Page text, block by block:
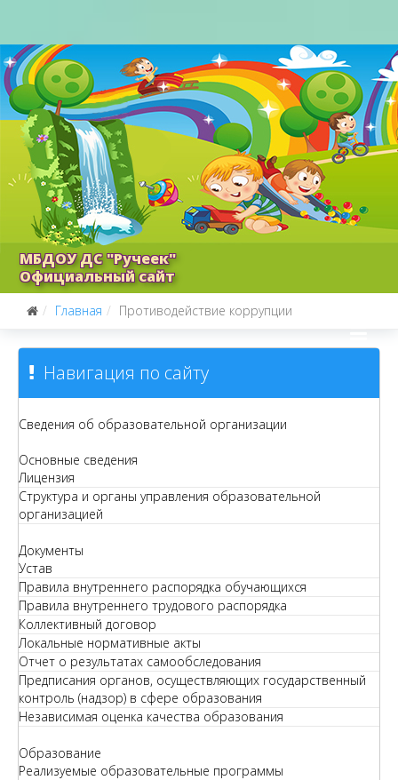
МБДОУ ДС "Ручеек"
Официальный сайт
Главная Противодействие коррупции
Навигация по сайту
Сведения об образовательной организации
Основные сведения
Лицензия
Структура и органы управления образовательной
организацией
Документы
Устав
Правила внутреннего распорядка обучающихся
Правила внутреннего трудового распорядка
Коллективный договор
Локальные нормативные акты
Отчет о результатах самообследования
Предписания органов, осуществляющих государственный
контроль (надзор) в сфере образования
Независимая оценка качества образования
Образование
Реализуемые образовательные программы